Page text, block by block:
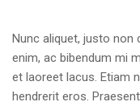
Nunc aliquet, justo non
enim, ac bibendum mi
et laoreet lacus. Etiam
hendrerit eros.